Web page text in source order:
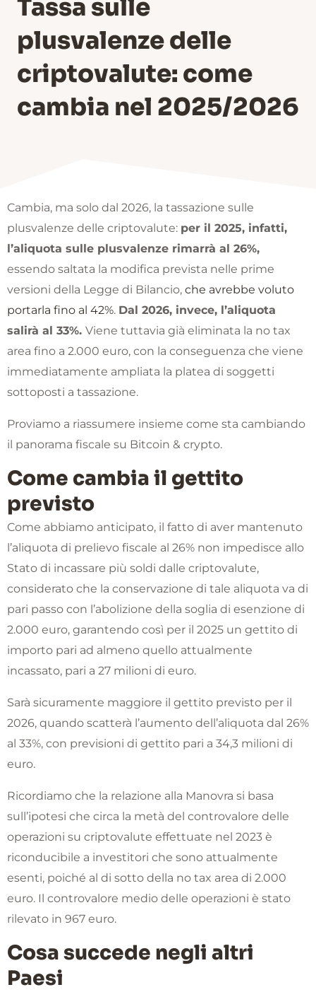
Tassa sulle
plusvalenze delle
criptovalute: come
cambia nel 2025/2026
Cambia, ma solo dal 2026, la tassazione sulle
plusvalenze delle criptovalute: per il 2025, infatti,
l’aliquota sulle plusvalenze rimarrà al 26%,
essendo saltata la modifica prevista nelle prime
versioni della Legge di Bilancio, che avrebbe voluto
portarla fino al 42%. Dal 2026, invece, l’aliquota
salirà al 33%. Viene tuttavia già eliminata la no tax
area fino a 2.000 euro, con la conseguenza che viene
immediatamente ampliata la platea di soggetti
sottoposti a tassazione.
Proviamo a riassumere insieme come sta cambiando
il panorama fiscale su Bitcoin & crypto.
Come cambia il gettito
previsto
Come abbiamo anticipato, il fatto di aver mantenuto
l’aliquota di prelievo fiscale al 26% non impedisce allo
Stato di incassare più soldi dalle criptovalute,
considerato che la conservazione di tale aliquota va di
pari passo con l’abolizione della soglia di esenzione di
2.000 euro, garantendo così per il 2025 un gettito di
importo pari ad almeno quello attualmente
incassato, pari a 27 milioni di euro.
Sarà sicuramente maggiore il gettito previsto per il
2026, quando scatterà l’aumento dell’aliquota dal 26%
al 33%, con previsioni di gettito pari a 34,3 milioni di
euro.
Ricordiamo che la relazione alla Manovra si basa
sull’ipotesi che circa la metà del controvalore delle
operazioni su criptovalute effettuate nel 2023 è
riconducibile a investitori che sono attualmente
esenti, poiché al di sotto della no tax area di 2.000
euro. Il controvalore medio delle operazioni è stato
rilevato in 967 euro.
Cosa succede negli altri
Paesi